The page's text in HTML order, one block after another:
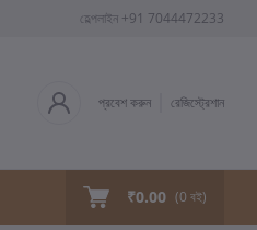
হেল্পলাইন +91 7044472233
প্রবেশ করুন রেজিস্ট্রেশান
₹0.00 (0 বই)